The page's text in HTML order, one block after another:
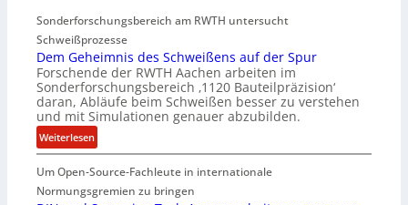
G
l
e
n
z
w
i
r
d
r
e
p
L
ü
b
e
r
n
m
m
Sonderforschungsbereich am RWTH untersucht
Schweißprozesse
Dem Geheimnis des Schweißens auf der Spur
Forschende der RWTH Aachen arbeiten im
Sonderforschungsbereich ‚1120 Bauteilpräzision‘
daran, Abläufe beim Schweißen besser zu verstehen
und mit Simulationen genauer abzubilden.
Weiterlesen:
D
e
m
Um Open-Source-Fachleute in internationale
Normungsgremien zu bringen